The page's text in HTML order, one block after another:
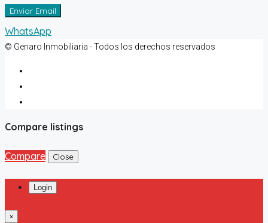
Enviar Email
WhatsApp
© Genaro Inmobiliaria - Todos los derechos reservados
Compare listings
Compare Close
Login
×